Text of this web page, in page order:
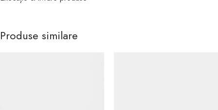
Produse similare